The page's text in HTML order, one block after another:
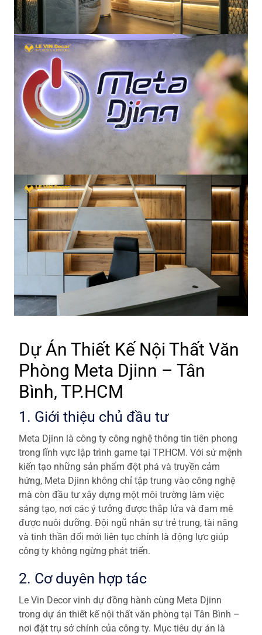
Dự Án Thiết Kế Nội Thất Văn
Phòng Meta Djinn – Tân
Bình, TP.HCM
1. Giới thiệu chủ đầu tư
Meta Djinn là công ty công nghệ thông tin tiên phong
trong lĩnh vực lập trình game tại TP.HCM. Với sứ mệnh
kiến tạo những sản phẩm đột phá và truyền cảm
hứng, Meta Djinn không chỉ tập trung vào công nghệ
mà còn đầu tư xây dựng một môi trường làm việc
sáng tạo, nơi các ý tưởng được thắp lửa và đam mê
được nuôi dưỡng. Đội ngũ nhân sự trẻ trung, tài năng
và tinh thần đổi mới liên tục chính là động lực giúp
công ty không ngừng phát triển.
2. Cơ duyên hợp tác
Le Vin Decor vinh dự đồng hành cùng Meta Djinn
trong dự án thiết kế nội thất văn phòng tại Tân Bình –
nơi đặt trụ sở chính của công ty. Mục tiêu dự án là